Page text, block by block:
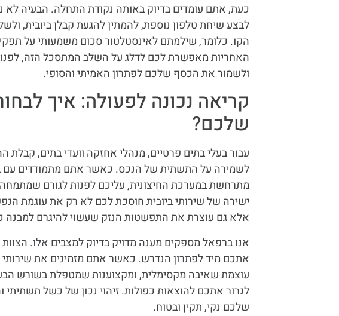
כעת, אתם עומדים בדיוק באותה נקודת התחלה. הבעיה לא
לבצע שיחת טלפון נוספת, להמתין להגעת קבלן ביובית,
הקו. כלומר, שילמתם לאינסטלטור סכום משמעותי על
האחריות מאפשרת לכם לדלג על השלב המתסכל הזה,
ולשמור את הכסף שלכם לפתרון האמיתי והסופי.
קריאה נכונה לפעולה: איך
שלכם?
עבור בעלי בתים פרטיים, מנהלי אחזקה וועדי בתים,
לשמירה על התשתית של הנכס. כאשר אתם מתמודדים עם
מתרחשת במערכת החיצונית, עליכם לפנות לגורם
ישירה של שירותי ביובית חוסכת לכם לא רק את עוגמת
אלא גם עוצרת את התפשטות הנזק שעשוי להיגרם
אנו ברפאל מספקים מענה מדויק בדיוק למצבים אלו. הצוות
אתכם מיד לפתרון הנדרש. כאשר אתם מזמינים את שירותי
עוצמת שאיבה מקסימלית, ומקצוענות שמטפלת בשורש
לגרור אתכם להוצאות כפולות. זיהוי נכון של כשל תשתיתי
שלכם נקי, תקין ובטוח.